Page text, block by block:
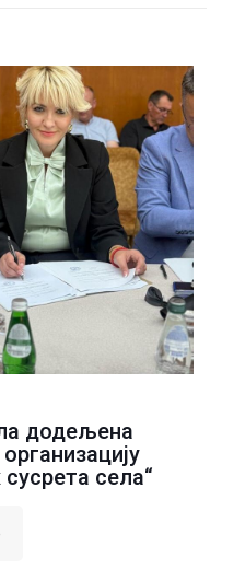
додељена
села“